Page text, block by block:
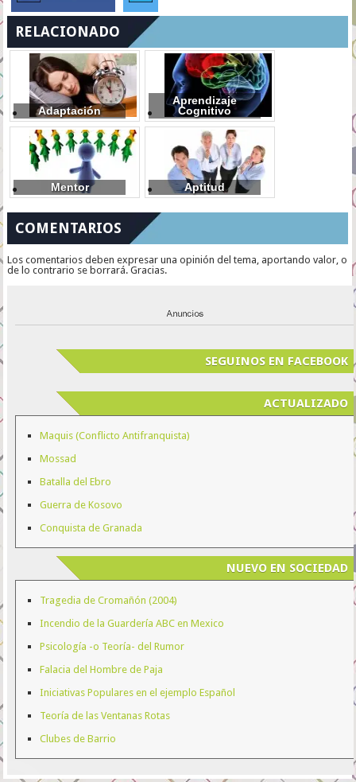
RELACIONADO
Adaptación
Aprendizaje
Cognitivo
Mentor Aptitud
COMENTARIOS
Los comentarios deben expresar una opinión del tema, aportando valor, o
de lo contrario se borrará. Gracias.
SEGUINOS EN FACEBOOK
ACTUALIZADO
Maquis (Conflicto Antifranquista)
Mossad
Batalla del Ebro
Guerra de Kosovo
Conquista de Granada
NUEVO EN SOCIEDAD
Tragedia de Cromañón (2004)
Incendio de la Guardería ABC en Mexico
Psicología -o Teoría- del Rumor
Falacia del Hombre de Paja
Iniciativas Populares en el ejemplo Español
Teoría de las Ventanas Rotas
Clubes de Barrio